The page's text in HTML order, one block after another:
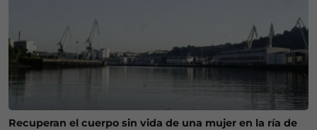
Recuperan el cuerpo sin vida de una mujer en la ría de